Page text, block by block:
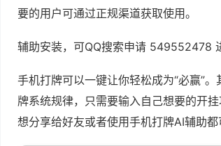
要的用户可通过正规渠道获取使用。
辅助安装，可QQ搜索申请 549552478
手机打牌可以一键让你轻松成为“必赢”
牌系统规律，只需要输入自己想要的开
想分享给好友或者使用手机打牌AI辅助都